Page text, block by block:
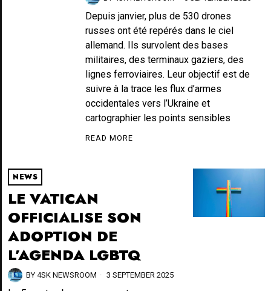
Depuis janvier, plus de 530 drones
russes ont été repérés dans le ciel
allemand. Ils survolent des bases
militaires, des terminaux gaziers, des
lignes ferroviaires. Leur objectif est de
suivre à la trace les flux d’armes
occidentales vers l’Ukraine et
cartographier les points sensibles
READ MORE
NEWS
LE VATICAN
OFFICIALISE SON
ADOPTION DE
L’AGENDA LGBTQ
BY 4SK NEWSROOM 3 SEPTEMBER 2025